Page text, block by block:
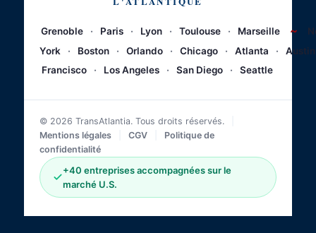
Grenoble · Paris · Lyon · Toulouse · Marseille ~
York
· Boston · Orlando · Chicago · Atlanta ·
Austin
Francisco
· Los Angeles · San Diego · Seattle
© 2026 TransAtlantia. Tous droits réservés.
Mentions légales
CGV
Politique de
confidentialité
+40 entreprises accompagnées sur le
marché U.S.